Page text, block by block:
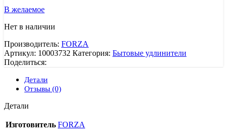
В желаемое
Нет в наличии
Производитель: FORZA
Артикул: 10003732 Категория: Бытовые удлинители
Поделиться:
Детали
Отзывы (0)
Детали
Изготовитель FORZA